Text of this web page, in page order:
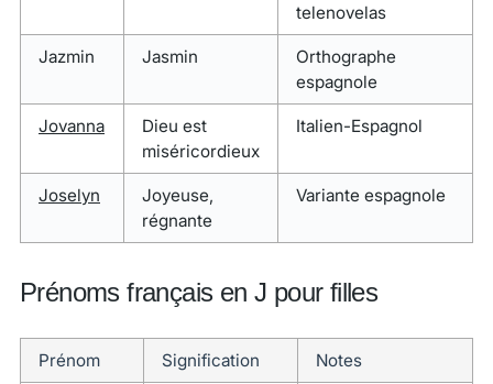
telenovelas
Jazmin Jasmin
Orthographe
espagnole
Jovanna
Dieu est
miséricordieux
Italien-Espagnol
Joselyn
Joyeuse,
régnante
Variante espagnole
Prénoms français en J pour filles
Prénom Signification Notes